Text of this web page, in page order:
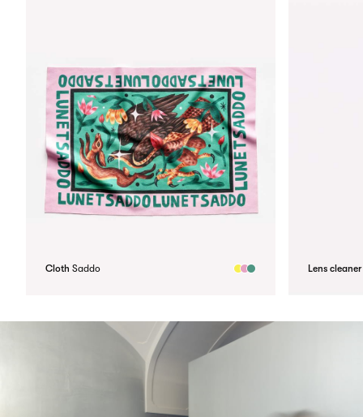
Cloth Saddo Lens cleaner